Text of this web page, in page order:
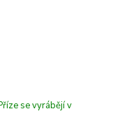
se vyrábějí v